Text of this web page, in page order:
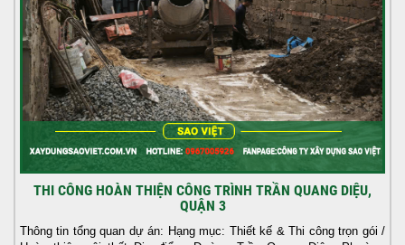
THI CÔNG HOÀN THIỆN CÔNG TRÌNH TRẦN QUANG DIỆU,
QUẬN 3
Thông tin tổng quan dự án: Hạng mục: Thiết kế & Thi công trọn gói /